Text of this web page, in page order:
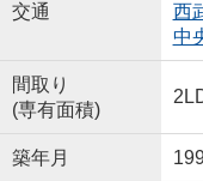
交通
西
中
間取り
(専有面積)
築年月